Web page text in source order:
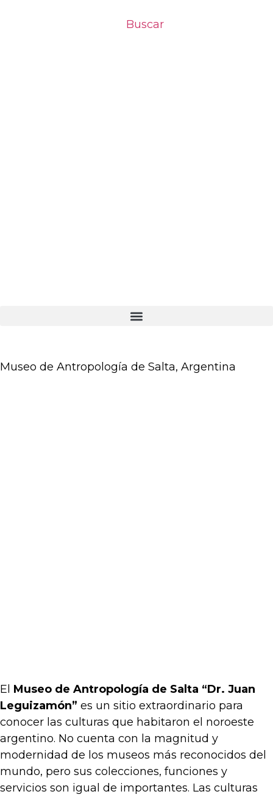
Buscar
Museo de Antropología de Salta, Argentina
El Museo de Antropología de Salta “Dr. Juan
Leguizamón” es un sitio extraordinario para
conocer las culturas que habitaron el noroeste
argentino. No cuenta con la magnitud y
modernidad de los museos más reconocidos del
mundo, pero sus colecciones, funciones y
servicios son igual de importantes. Las culturas